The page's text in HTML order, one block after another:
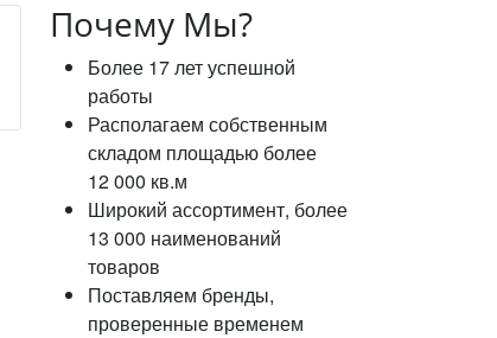
Почему Мы?
Более 17 лет успешной
работы
Располагаем собственным
складом площадью более
12 000 кв.м
Широкий ассортимент, более
13 000 наименований
товаров
Поставляем бренды,
проверенные временем